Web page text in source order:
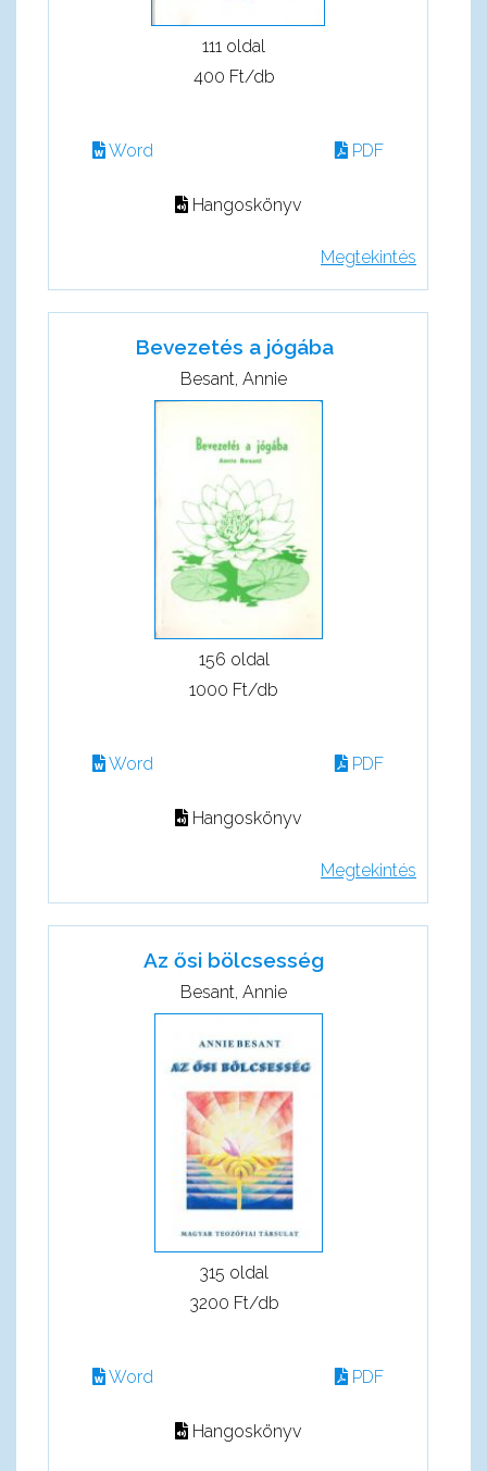
111 oldal
400 Ft/db
Word PDF
Hangoskönyv
Megtekintés
Bevezetés a jógába
Besant, Annie
156 oldal
1000 Ft/db
Word PDF
Hangoskönyv
Megtekintés
Az ősi bölcsesség
Besant, Annie
315 oldal
3200 Ft/db
Word PDF
Hangoskönyv